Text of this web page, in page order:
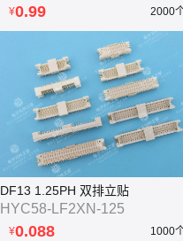
¥0.99 2000
DF13 1.25PH 双排立贴
HYC58-LF2XN-125
¥0.088 1000